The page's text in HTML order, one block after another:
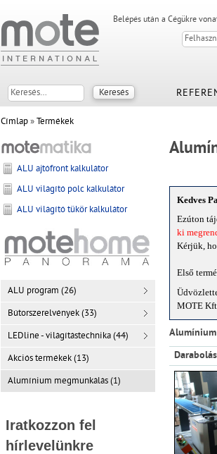
Belépés után a Cégükre
Címlap»Termékek
Kedves
Ezúton
ki
Kérjük,
Első
MOTE
Darabolás
ALU ajtófront kalkulátor
ALU világító polc kalkulátor
ALU világító tükör kalkulátor
ALU program (26)
Bútorszerelvények (33)
LEDline - világítástechnika (44)
Akciós termékek (13)
Alumínium megmunkálás (1)
Iratkozzon fel
hírlevelünkre